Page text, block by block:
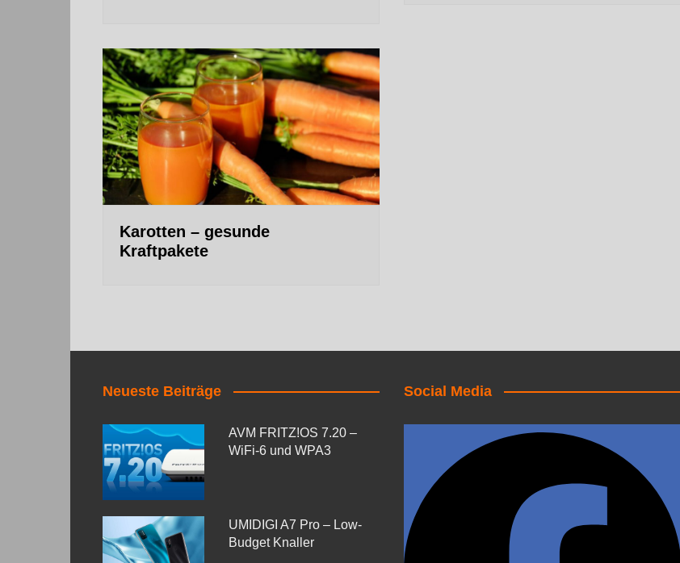
Karotten – gesunde
Kraftpakete
Neueste Beiträge
AVM FRITZ!OS 7.20 –
WiFi-6 und WPA3
UMIDIGI A7 Pro – Low-
Budget Knaller
Social Media